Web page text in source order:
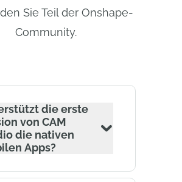
Sie Teil der Onshape-
Community.
die erste
von CAM
die nativen
Apps?